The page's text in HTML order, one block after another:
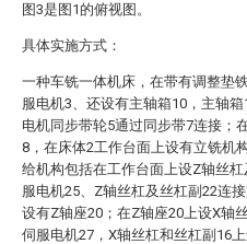
图3是图1的俯视图。
具体实施方式：
一种车铣一体机床，在带有调整垫
服电机3、还设有主轴箱10，主轴
电机同步带轮5通过同步带7连接；
8，在床体2工作台面上设有立铣机
给机构包括在工作台面上设Z轴丝
服电机25、Z轴丝杠及丝杠副22连
设有Z轴座20；在Z轴座20上设X轴
伺服电机27，X轴丝杠和丝杠副16